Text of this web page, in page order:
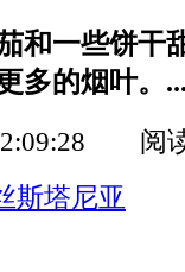
和一些饼干
多的烟叶。
阅